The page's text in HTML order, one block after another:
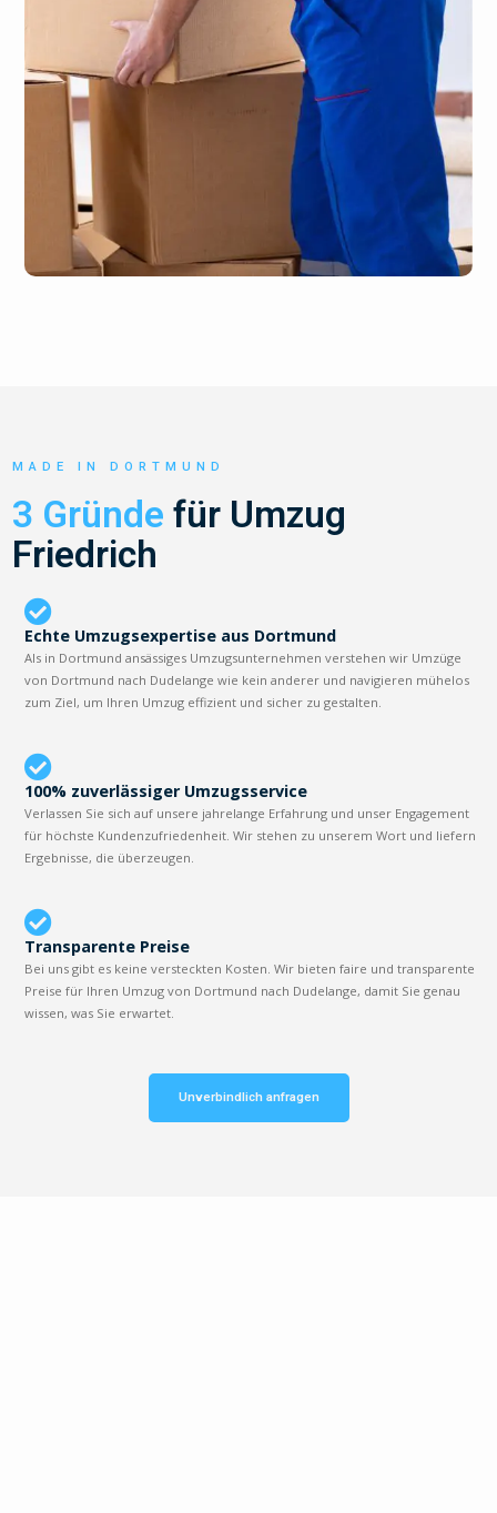
MADE IN DORTMUND
3 Gründe für Umzug
Friedrich
Echte Umzugsexpertise aus Dortmund
Als in Dortmund ansässiges Umzugsunternehmen verstehen wir Umzüge
von Dortmund nach Dudelange wie kein anderer und navigieren mühelos
zum Ziel, um Ihren Umzug effizient und sicher zu gestalten.
100% zuverlässiger Umzugsservice
Verlassen Sie sich auf unsere jahrelange Erfahrung und unser Engagement
für höchste Kundenzufriedenheit. Wir stehen zu unserem Wort und liefern
Ergebnisse, die überzeugen.
Transparente Preise
Bei uns gibt es keine versteckten Kosten. Wir bieten faire und transparente
Preise für Ihren Umzug von Dortmund nach Dudelange, damit Sie genau
wissen, was Sie erwartet.
Unverbindlich anfragen